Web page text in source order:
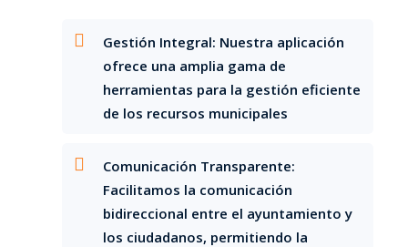
Gestión Integral: Nuestra aplicación
ofrece una amplia gama de
herramientas para la gestión eficiente
de los recursos municipales
Comunicación Transparente:
Facilitamos la comunicación
bidireccional entre el ayuntamiento y
los ciudadanos, permitiendo la